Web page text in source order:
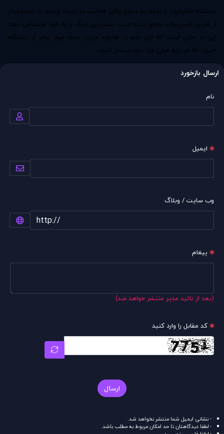
دانشگاه‌ «هاروارد» با توجه به سطح بالای فعالیت در زمینه ارتباط با دانشجویان
از طریق فیس‌بوک‌، موفق شده است بیشترین لایک را به خود اختصاص دهد.
این در حالی است که این رقم در هاروارد چیزی حدود چهار برابر از دانشگاه
«ییل» که در رتبه قبلی قرار دارد‌، بیشتر است.
ارسال بازخورد
نام
ایمیل
وب سایت / وبلاگ
پیغام
(بعد از تائید مدیر منتشر خواهد شد)
کد مقابل را وارد کنید
ارسال
- نشانی ایمیل شما منتشر نخواهد شد.
- لطفا دیدگاهتان تا حد امکان مربوط به مطلب باشد.